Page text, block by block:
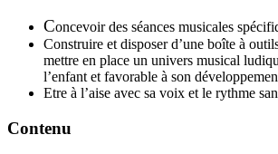
Concevoir des séances musicales
Construire et disposer d’une boîte à
mettre en place un univers musical
l’enfant et favorable à son
Etre à l’aise avec sa voix et le rythme
Contenu